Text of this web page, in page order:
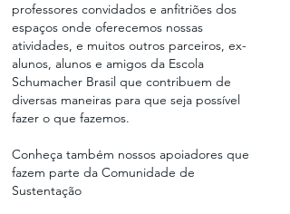
professores convidados e anfitriões dos
espaços onde oferecemos nossas
atividades, e muitos outros parceiros, ex-
alunos, alunos e amigos da Escola
Schumacher Brasil que contribuem de
diversas maneiras para que seja possível
fazer o que fazemos.
Conheça também nossos apoiadores que
fazem parte da Comunidade de
Sustentação